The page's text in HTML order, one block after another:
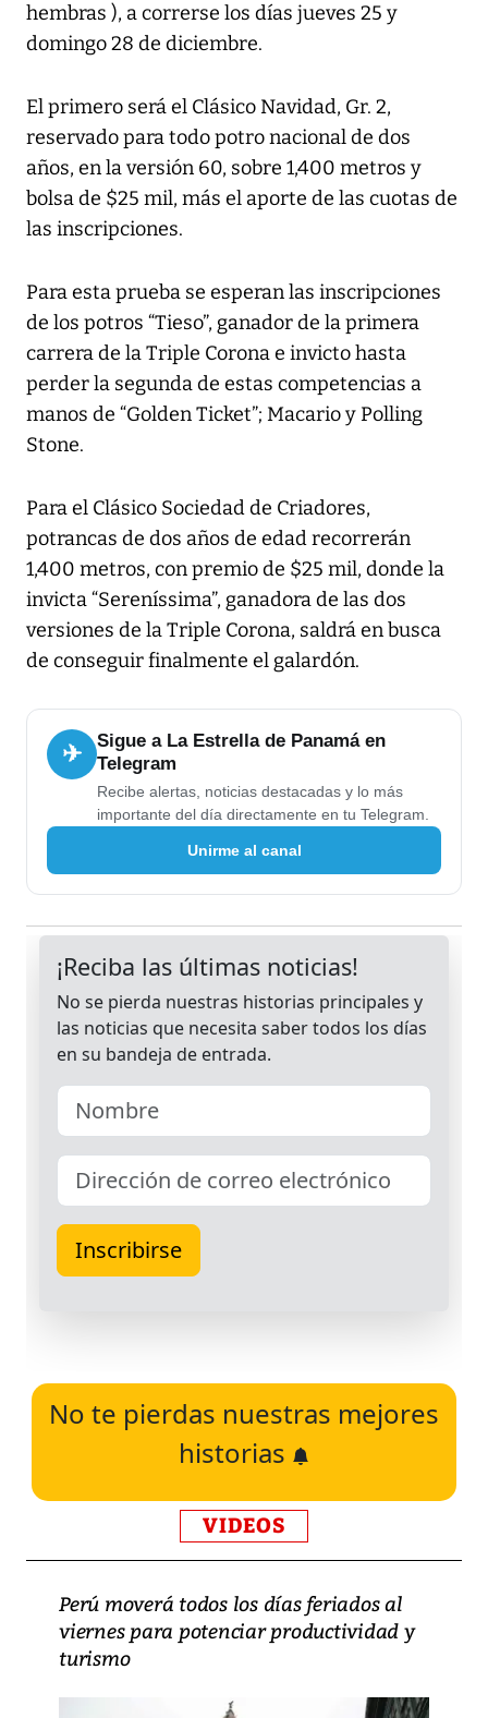
hembras ), a correrse los días jueves 25 y
domingo 28 de diciembre.
El primero será el Clásico Navidad, Gr. 2,
reservado para todo potro nacional de dos
años, en la versión 60, sobre 1,400 metros y
bolsa de $25 mil, más el aporte de las cuotas de
las inscripciones.
Para esta prueba se esperan las inscripciones
de los potros “Tieso”, ganador de la primera
carrera de la Triple Corona e invicto hasta
perder la segunda de estas competencias a
manos de “Golden Ticket”; Macario y Polling
Stone.
Para el Clásico Sociedad de Criadores,
potrancas de dos años de edad recorrerán
1,400 metros, con premio de $25 mil, donde la
invicta “Sereníssima”, ganadora de las dos
versiones de la Triple Corona, saldrá en busca
de conseguir finalmente el galardón.
✈
Sigue a La Estrella de Panamá en
Telegram
Recibe alertas, noticias destacadas y lo más
importante del día directamente en tu Telegram.
Unirme al canal
No te pierdas nuestras mejores
historias
VIDEOS
Perú moverá todos los días feriados al
viernes para potenciar productividad y
turismo